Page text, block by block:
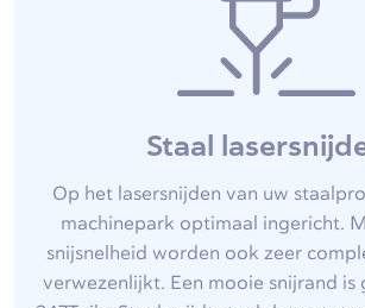
Staal
Op het lasersnijden van uw
machinepark optimaal ingericht.
snijsnelheid worden ook zeer
verwezenlijkt. Een mooie snijrand is